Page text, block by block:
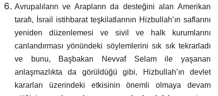
Avrupalıların ve Arapların da desteğini alan Amerikan
tarafı, İsrail istihbarat teşkilatlarının Hizbullah’ın saflarını
yeniden düzenlemesi ve sivil ve halk kurumlarını
canlandırması yönündeki söylemlerini sık sık tekrarladı
ve bunu, Başbakan Nevvaf Selam ile yaşanan
anlaşmazlıkta da görüldüğü gibi, Hizbullah’ın devlet
kararları üzerindeki etkisinin önemli olmaya devam